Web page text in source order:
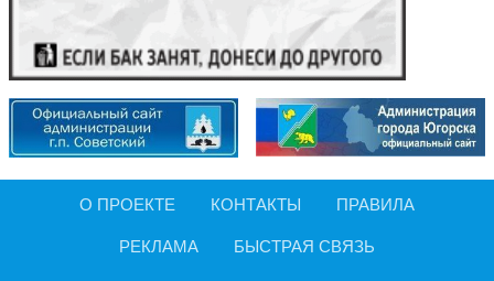
О ПРОЕКТЕ КОНТАКТЫ ПРАВИЛА
РЕКЛАМА БЫСТРАЯ СВЯЗЬ